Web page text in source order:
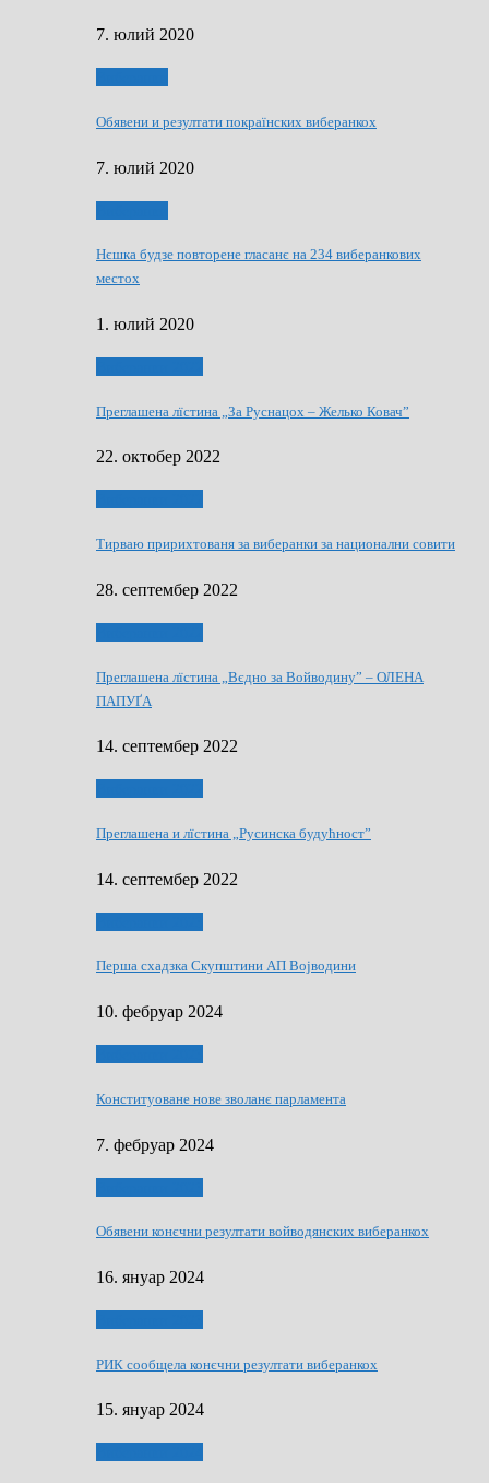
7. юлий 2020
Обявени и резултати покраїнских виберанкох
7. юлий 2020
Нєшка будзе повторене гласанє на 234 виберанкових
местох
1. юлий 2020
Преглашена лїстина „За Руснацох – Желько Ковач”
22. октобер 2022
Тирваю пририхтованя за виберанки за национални совити
28. септембер 2022
Преглашена лїстина „Вєдно за Войводину” – ОЛЕНА
ПАПУҐА
14. септембер 2022
Преглашена и лїстина „Русинска будућност”
14. септембер 2022
Перша схадзка Скупштини АП Војводини
10. фебруар 2024
Конституоване нове зволанє парламентa
7. фебруар 2024
Обявени конєчни резултати войводянских виберанкох
16. януар 2024
РИК сообщела конєчни резултати виберанкох
15. януар 2024